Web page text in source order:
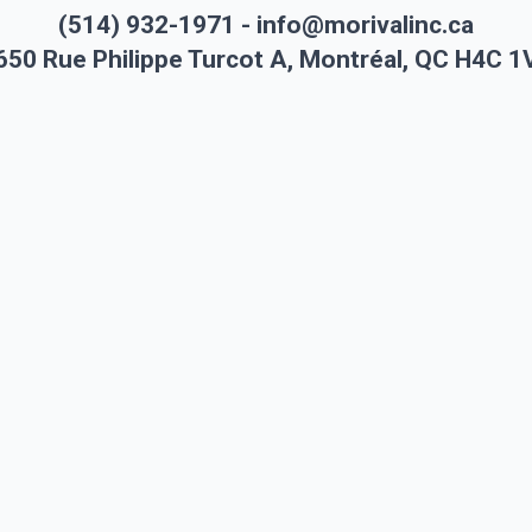
(514) 932-1971 - info@morivalinc.ca
Rue Philippe Turcot A, Montréal, QC H4C